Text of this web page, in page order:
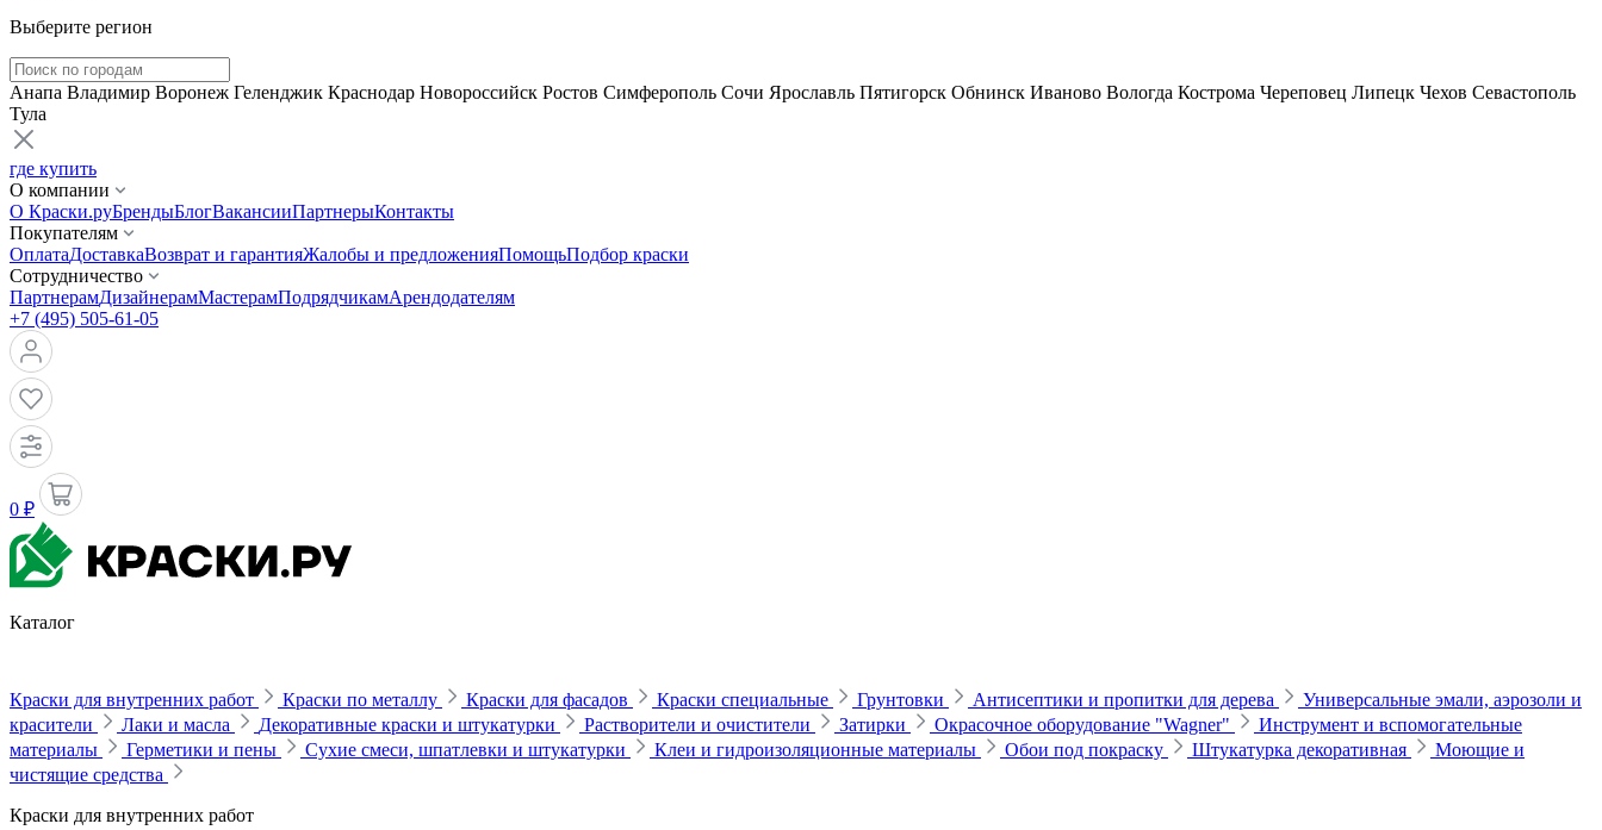
Выберите регион
Анапа Владимир Воронеж Геленджик Краснодар Новороссийск Ростов Симферополь Сочи Ярославль Пятигорск Обнинск Иваново Вологда Кострома Череповец Липецк Чехов Севастополь
Тула
где купить
О компании
О Краски.руБрендыБлогВакансииПартнерыКонтакты
Покупателям
ОплатаДоставкаВозврат и гарантияЖалобы и предложенияПомощьПодбор краски
Сотрудничество
ПартнерамДизайнерамМастерамПодрядчикамАрендодателям
+7 (495) 505-61-05
0 ₽
Каталог
Краски для внутренних работ Краски по металлу Краски для фасадов Краски специальные Грунтовки Антисептики и пропитки для дерева
Универсальные эмали, аэрозоли и
красители
Лаки и масла Декоративные краски и штукатурки Растворители и очистители Затирки Окрасочное оборудование "Wagner"
Инструмент и вспомогательные
материалы
Герметики и пены Сухие смеси, шпатлевки и штукатурки Клеи и гидроизоляционные материалы Обои под покраску Штукатурка декоративная
Моющие и
чистящие средства
Краски для внутренних работ